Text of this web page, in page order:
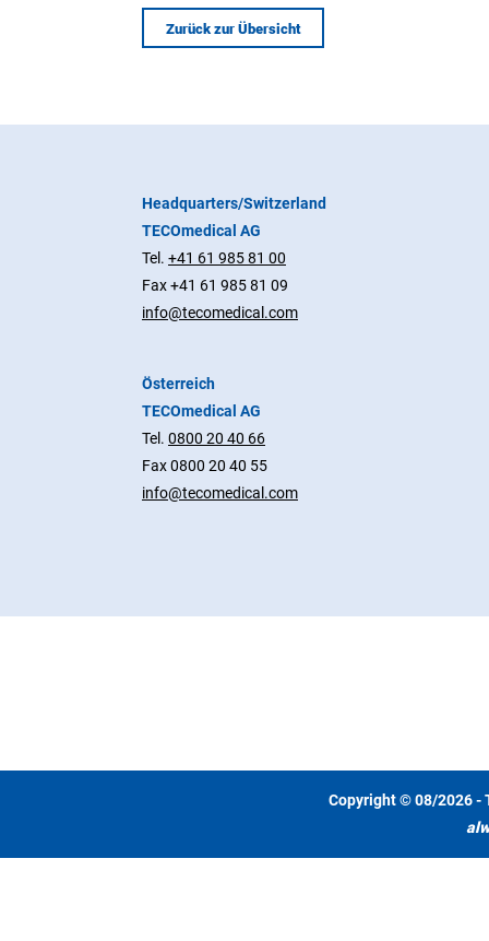
Zurück zur Übersicht
Headquarters/Switzerland
TECOmedical AG
Tel. +41 61 985 81 00
Fax +41 61 985 81 09
info@tecomedical.com
Österreich
TECOmedical AG
Tel. 0800 20 40 66
Fax 0800 20 40 55
info@tecomedical.com
Copyright © 08/2026 -